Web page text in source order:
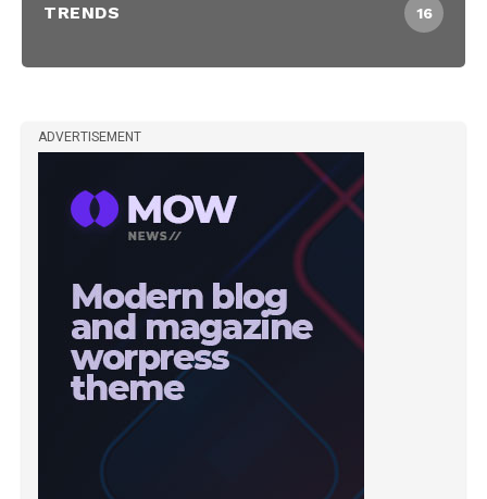
TRENDS 16
ADVERTISEMENT